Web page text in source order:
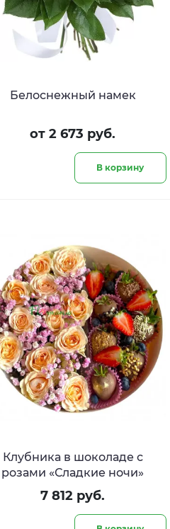
Белоснежный намек
от 2 673 руб.
В корзину
Клубника в шоколаде с
розами «Сладкие ночи»
7 812 руб.